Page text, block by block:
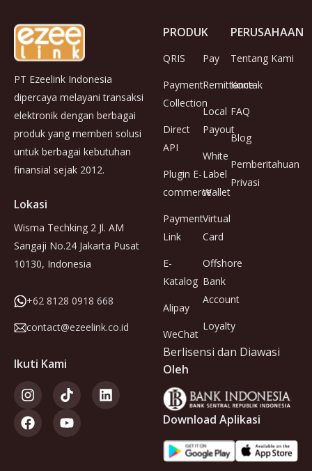
PT Ezeelink Indonesia
dipercaya melayani transaksi
elektronik dengan berbagai
produk yang memberi solusi
untuk berbagai kebutuhan
finansial sejak 2012.
Lokasi
Wisma Techking 2 Jl. AM
Sangaji No.24 Jakarta Pusat
10130, Indonesia
+62 8128 0918 668
contact@ezeelink.co.id
Ikuti Kami
PRODUK
QRIS
Payment
Collection
Direct
API
Plugin E-
commerce
Payment
Link
E-
Katalog
Alipay
WeChat
Pay
Remittance
Local
Payout
White
Label
Wallet
Virtual
Card
Offshore
Bank
Account
Loyalty
PERUSAHAAN
Tentang Kami
Kontak
FAQ
Blog
Pemberitahuan
Privasi
Berlisensi dan Diawasi
Oleh
Download Aplikasi